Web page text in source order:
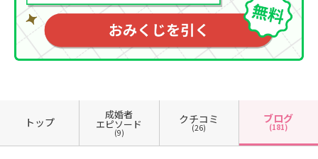
トップ
成婚者
エピソード
(9)
クチコミ
(26)
ブログ
(181)